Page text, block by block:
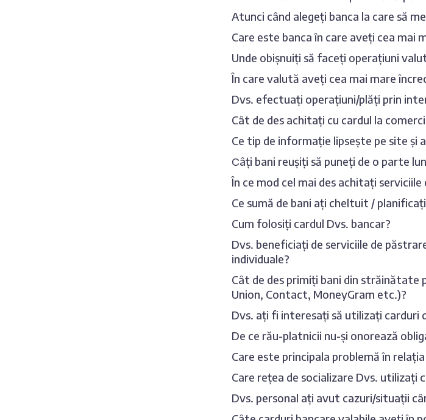
Atunci când alegeți banca la care să
Care este banca în care aveți cea mai
Unde obișnuiți să faceți operațiuni
În care valută aveți cea mai mare
Dvs. efectuați operațiuni/plăți prin
Cât de des achitați cu cardul la
Ce tip de informație lipsește pe site și
Сâți bani reușiți să puneți de o parte
În ce mod cel mai des achitați serviciile
Ce sumă de bani ați cheltuit /
Cum folosiți cardul Dvs. bancar?
Dvs. beneficiați de serviciile de
individuale?
Cât de des primiți bani din
Union, Contact, MoneyGram etc.)?
Dvs. ați fi interesați să utilizați carduri
De ce rău-platnicii nu-și onorează
Care este principala problemă în
Care rețea de socializare Dvs. utilizați
Dvs. personal ați avut cazuri/situații